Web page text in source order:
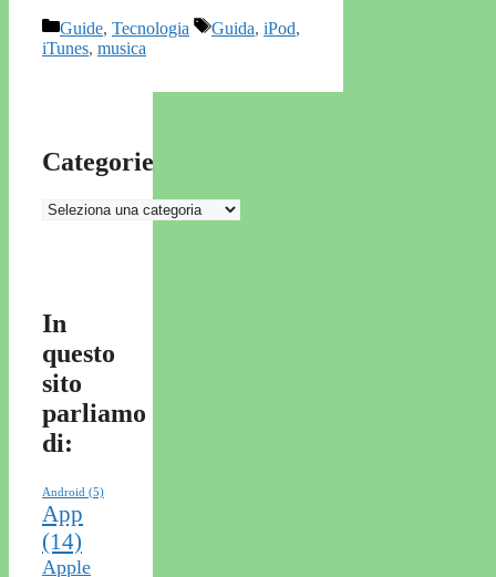
Categorie
Guide, Tecnologia Tag
Guida, iPod,
iTunes, musica
Categorie
Categorie
In
questo
sito
parliamo
di:
Android (5)
App
(14)
Apple